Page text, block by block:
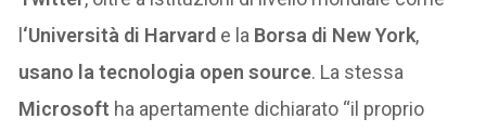
l‘Università di Harvard e la Borsa di New York,
usano la tecnologia open source. La stessa
Microsoft ha apertamente dichiarato “il proprio